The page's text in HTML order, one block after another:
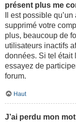
présent plus me
Il est possible
supprimé votre
plus, beaucoup de
utilisateurs inactifs
données. Si tel était
essayez de
forum.
Haut
J’ai perdu mon